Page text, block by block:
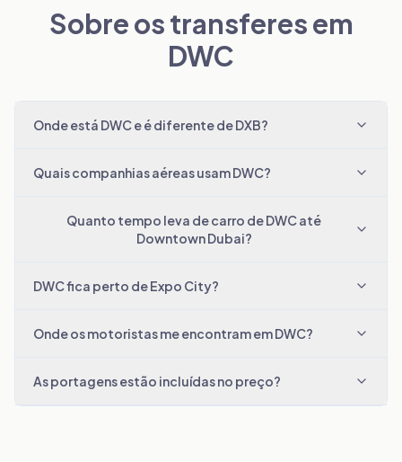
Sobre os transferes em
DWC
Onde está DWC e é diferente de DXB?
Quais companhias aéreas usam DWC?
Quanto tempo leva de carro de DWC até
Downtown Dubai?
DWC fica perto de Expo City?
Onde os motoristas me encontram em DWC?
As portagens estão incluídas no preço?